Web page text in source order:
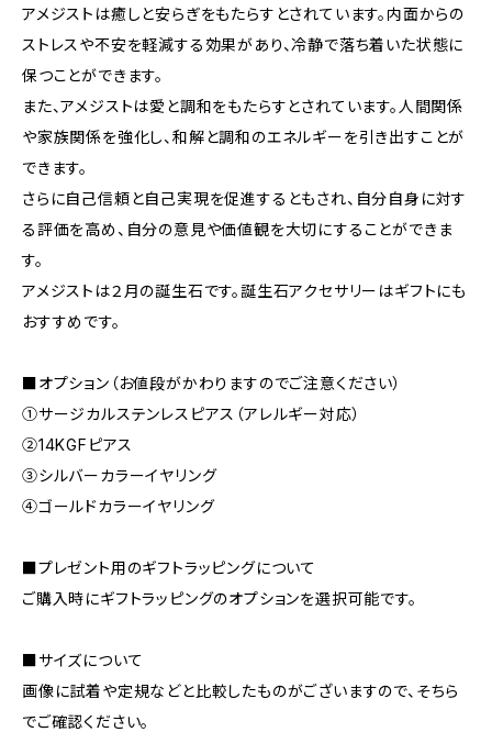
アメジストは癒しと安らぎをもたらすとされています。内面からの
ストレスや不安を軽減する効果があり、冷静で落ち着いた状態に
保つことができます。
また、アメジストは愛と調和をもたらすとされています。人間関係
や家族関係を強化し、和解と調和のエネルギーを引き出すことが
できます。
さらに自己信頼と自己実現を促進するともされ、自分自身に対す
る評価を高め、自分の意見や価値観を大切にすることができま
す。
アメジストは２月の誕生石です。誕生石アクセサリーはギフトにも
おすすめです。
■オプション（お値段がかわりますのでご注意ください）
①サージカルステンレスピアス（アレルギー対応）
②14KGFピアス
③シルバーカラーイヤリング
④ゴールドカラーイヤリング
■プレゼント用のギフトラッピングについて
ご購入時にギフトラッピングのオプションを選択可能です。
■サイズについて
画像に試着や定規などと比較したものがございますので、そちら
でご確認ください。